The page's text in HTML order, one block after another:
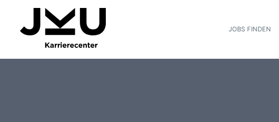
JOBS FINDEN